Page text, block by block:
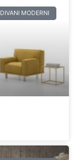
DIVANI MODERNI